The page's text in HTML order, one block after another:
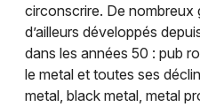
circonscrire. De nombreux
d’ailleurs développés
dans les années 50 : pub
le metal et toutes ses
metal, black metal, metal